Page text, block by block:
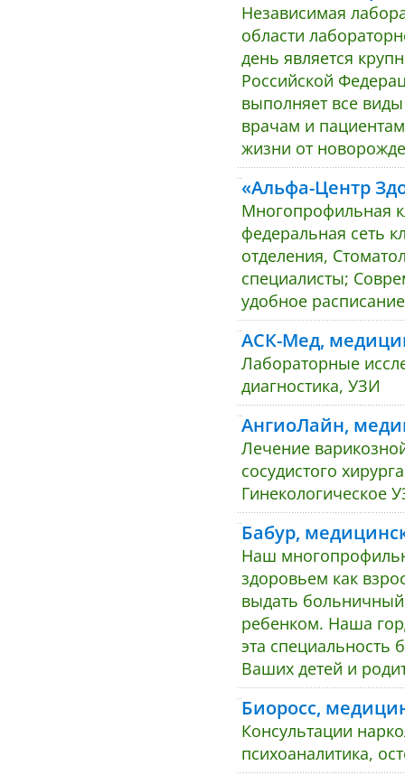
Независимая
области
день является
Российской
выполняет все
врачам и
жизни от
«Альфа-Центр
Многопрофильная
федеральная сеть
отделения,
специалисты;
удобное
АСК-Мед,
Лабораторные
диагностика, УЗИ
АнгиоЛайн,
Лечение
сосудистого
Гинекологическое
Бабур,
Наш
здоровьем как
выдать
ребенком. Наша
эта специальность
Ваших детей и
Биоросс,
Консультации
психоаналитика,